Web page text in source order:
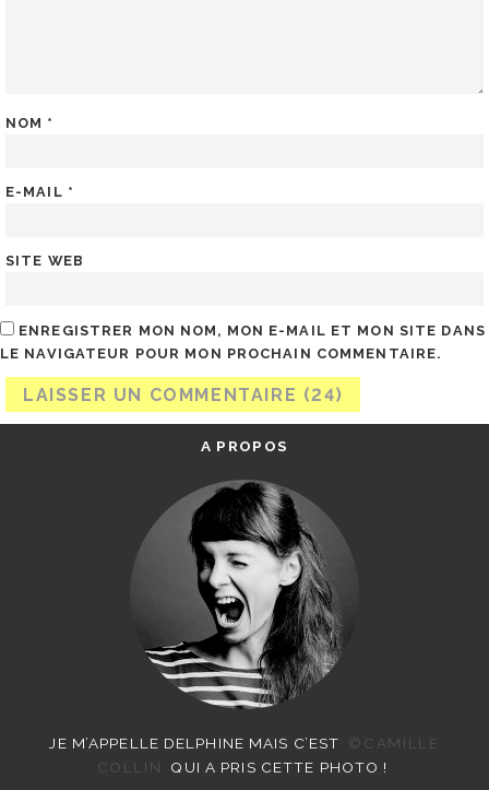
NOM *
E-MAIL *
SITE WEB
ENREGISTRER MON NOM, MON E-MAIL ET MON SITE DANS
LE NAVIGATEUR POUR MON PROCHAIN COMMENTAIRE.
A PROPOS
JE M’APPELLE DELPHINE MAIS C’EST
©CAMILLE
COLLIN
QUI A PRIS CETTE PHOTO !